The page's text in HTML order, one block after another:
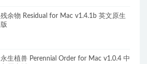
残余物 Residual for Mac v1.4.1b 英文原生
版
永生植兽 Perennial Order for Mac v1.0.4 中